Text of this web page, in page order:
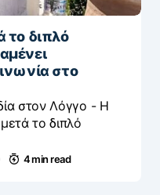
το διπλό
στο
στον Λόγγο - H
το διπλό
4 min read